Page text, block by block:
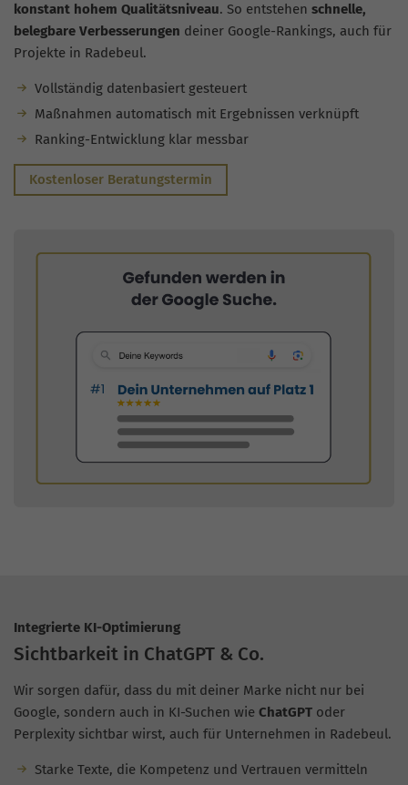
konstant hohem Qualitätsniveau. So entstehen schnelle,
belegbare Verbesserungen deiner Google-Rankings, auch für
Projekte in Radebeul.
Vollständig datenbasiert gesteuert
Maßnahmen automatisch mit Ergebnissen verknüpft
Ranking-Entwicklung klar messbar
Kostenloser Beratungstermin
Integrierte KI-Optimierung
Sichtbarkeit in ChatGPT & Co.
Wir sorgen dafür, dass du mit deiner Marke nicht nur bei
Google, sondern auch in KI-Suchen wie ChatGPT oder
Perplexity sichtbar wirst, auch für Unternehmen in Radebeul.
Starke Texte, die Kompetenz und Vertrauen vermitteln